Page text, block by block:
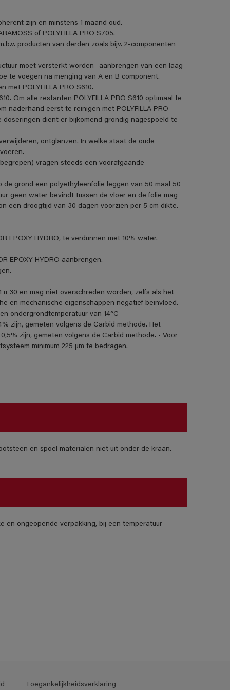
zijn en minstens 1 maand oud.
of POLYFILLA PRO S705.
producten van derden zoals bijv. 2-componenten
moet versterkt worden- aanbrengen van een laag
te voegen na menging van A en B component.
POLYFILLA PRO S610.
Om alle restanten POLYFILLA PRO S610 optimaal te
naderhand eerst te reinigen met POLYFILLA PRO
dient er bijkomend grondig nagespoeld te
ontglanzen. In welke staat de oude
vragen steeds een voorafgaande
grond een polyethyleenfolie leggen van 50 maal 50
geen water bevindt tussen de vloer en de folie mag
een droogtijd van 30 dagen voorzien per 5 cm dikte.
EPOXY HYDRO, te verdunnen met 10% water.
EPOXY HYDRO aanbrengen.
u 30 en mag niet overschreden worden, zelfs als het
en mechanische eigenschappen negatief beïnvloed.
ondergrondtemperatuur van 14°C
zijn, gemeten volgens de Carbid methode. Het
zijn, gemeten volgens de Carbid methode. • Voor
minimum 225 µm te bedragen.
en spoel materialen niet uit onder de kraan.
en ongeopende verpakking, bij een temperatuur
Toegankelijkheidsverklaring